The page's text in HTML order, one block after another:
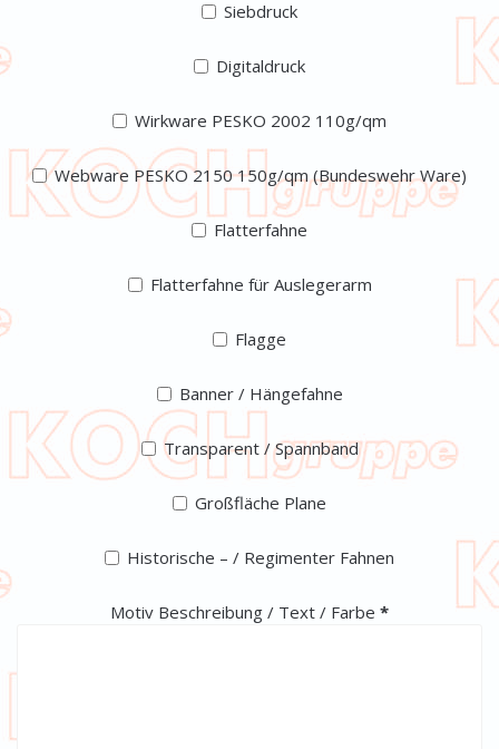
Siebdruck
Digitaldruck
Wirkware PESKO 2002 110g/qm
Webware PESKO 2150 150g/qm (Bundeswehr Ware)
Flatterfahne
Flatterfahne für Auslegerarm
Flagge
Banner / Hängefahne
Transparent / Spannband
Großfläche Plane
Historische – / Regimenter Fahnen
Motiv Beschreibung / Text / Farbe (erforderlich)
*